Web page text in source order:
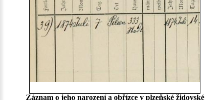
Záznam o jeho narození a obřízce v plzeňské židovské